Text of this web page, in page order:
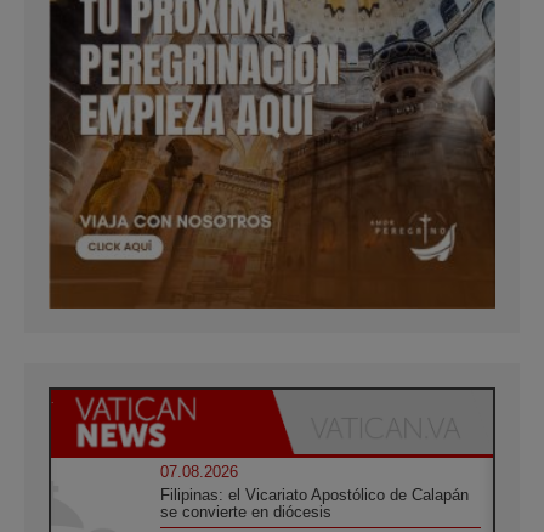
07.08.2026
Filipinas: el Vicariato Apostólico de Calapán
se convierte en diócesis